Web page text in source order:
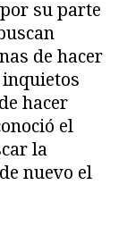
su parte
de hacer
hacer
el
la
nuevo el